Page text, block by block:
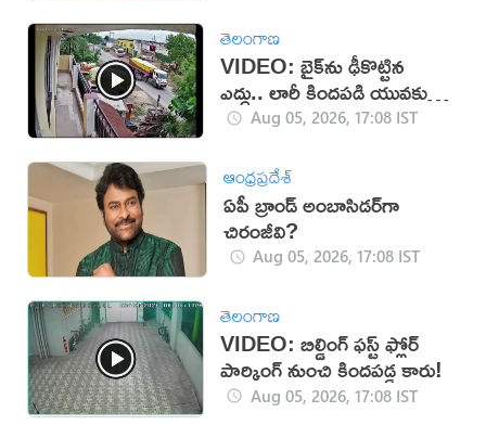
తెలంగాణ
VIDEO: బైక్‌ను ఢీకొట్టిన
ఎద్దు.. లారీ కిందపడి యువకుడు
మృతి!Aug 05, 2026, 17:08 IST
ఆంధ్రప్రదేశ్
ఏపీ బ్రాండ్ అంబాసిడర్‌గా
చిరంజీవి?
Aug 05, 2026, 17:08 IST
తెలంగాణ
VIDEO: బిల్డింగ్ ఫస్ట్ ఫ్లోర్
పార్కింగ్ నుంచి కిందపడ్డ కారు!
Aug 05, 2026, 17:08 IST